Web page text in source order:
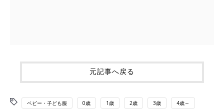
元記事へ戻る
ベビー・子ども服 0歳 1歳 2歳 3歳 4歳～